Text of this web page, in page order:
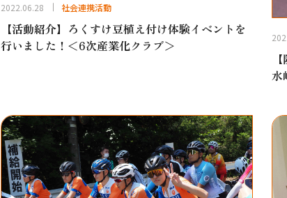
2022.06.28 社会連携活動
【活動紹介】ろくすけ豆植え付け体験イベントを
行いました！＜6次産業化クラブ＞
水